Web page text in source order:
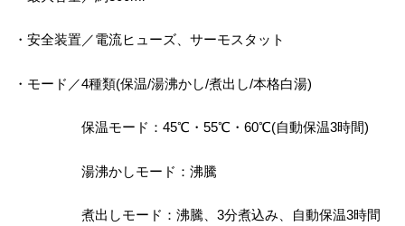
・安全装置／電流ヒューズ、サーモスタット
・モード／4種類(保温/湯沸かし/煮出し/本格白湯)
保温モード：45℃・55℃・60℃(自動保温3時間)
湯沸かしモード：沸騰
煮出しモード：沸騰、3分煮込み、自動保温3時間